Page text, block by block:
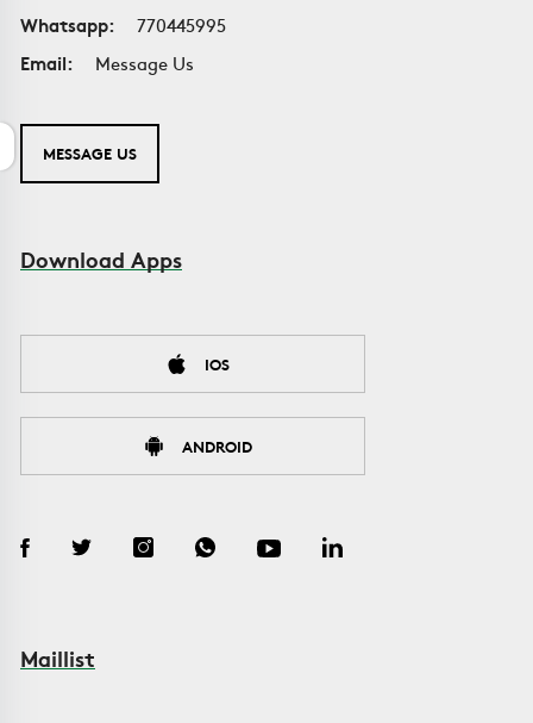
Whatsapp:
770445995
Email:
Message Us
MESSAGE US
Download Apps
IOS
ANDROID
Maillist